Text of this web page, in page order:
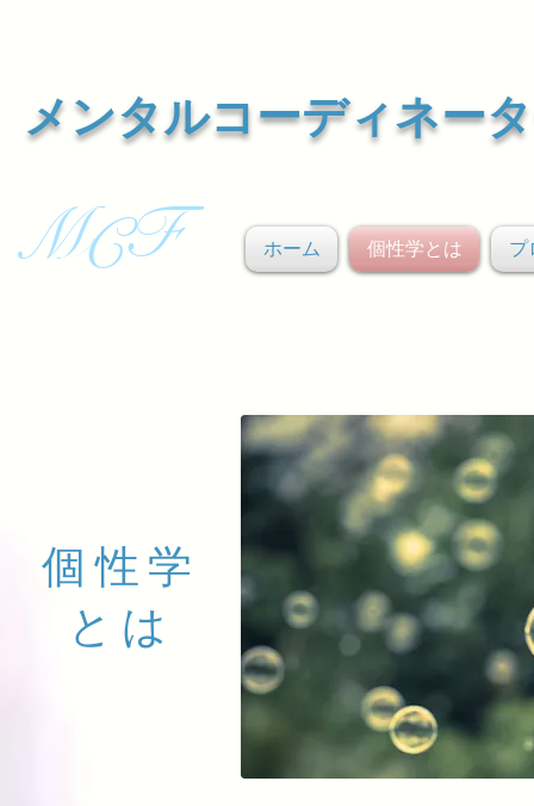
メンタルコーディネー
F
MC ホーム 個性学とは プ
個性学
とは